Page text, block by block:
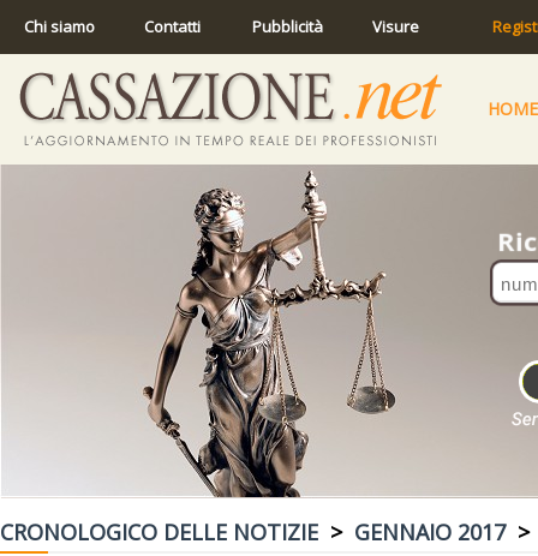
Chi siamo Contatti Pubblicità Visure
HOME
CRONOLOGICO DELLE NOTIZIE > GENNAIO 2017>